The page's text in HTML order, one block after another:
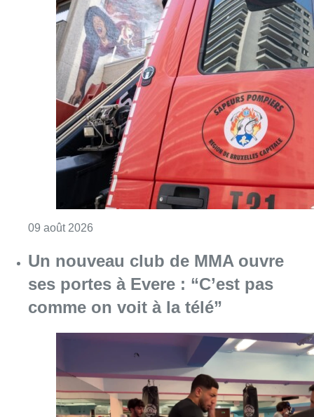
09 août 2026
Un nouveau club de MMA ouvre
ses portes à Evere : “C’est pas
comme on voit à la télé”